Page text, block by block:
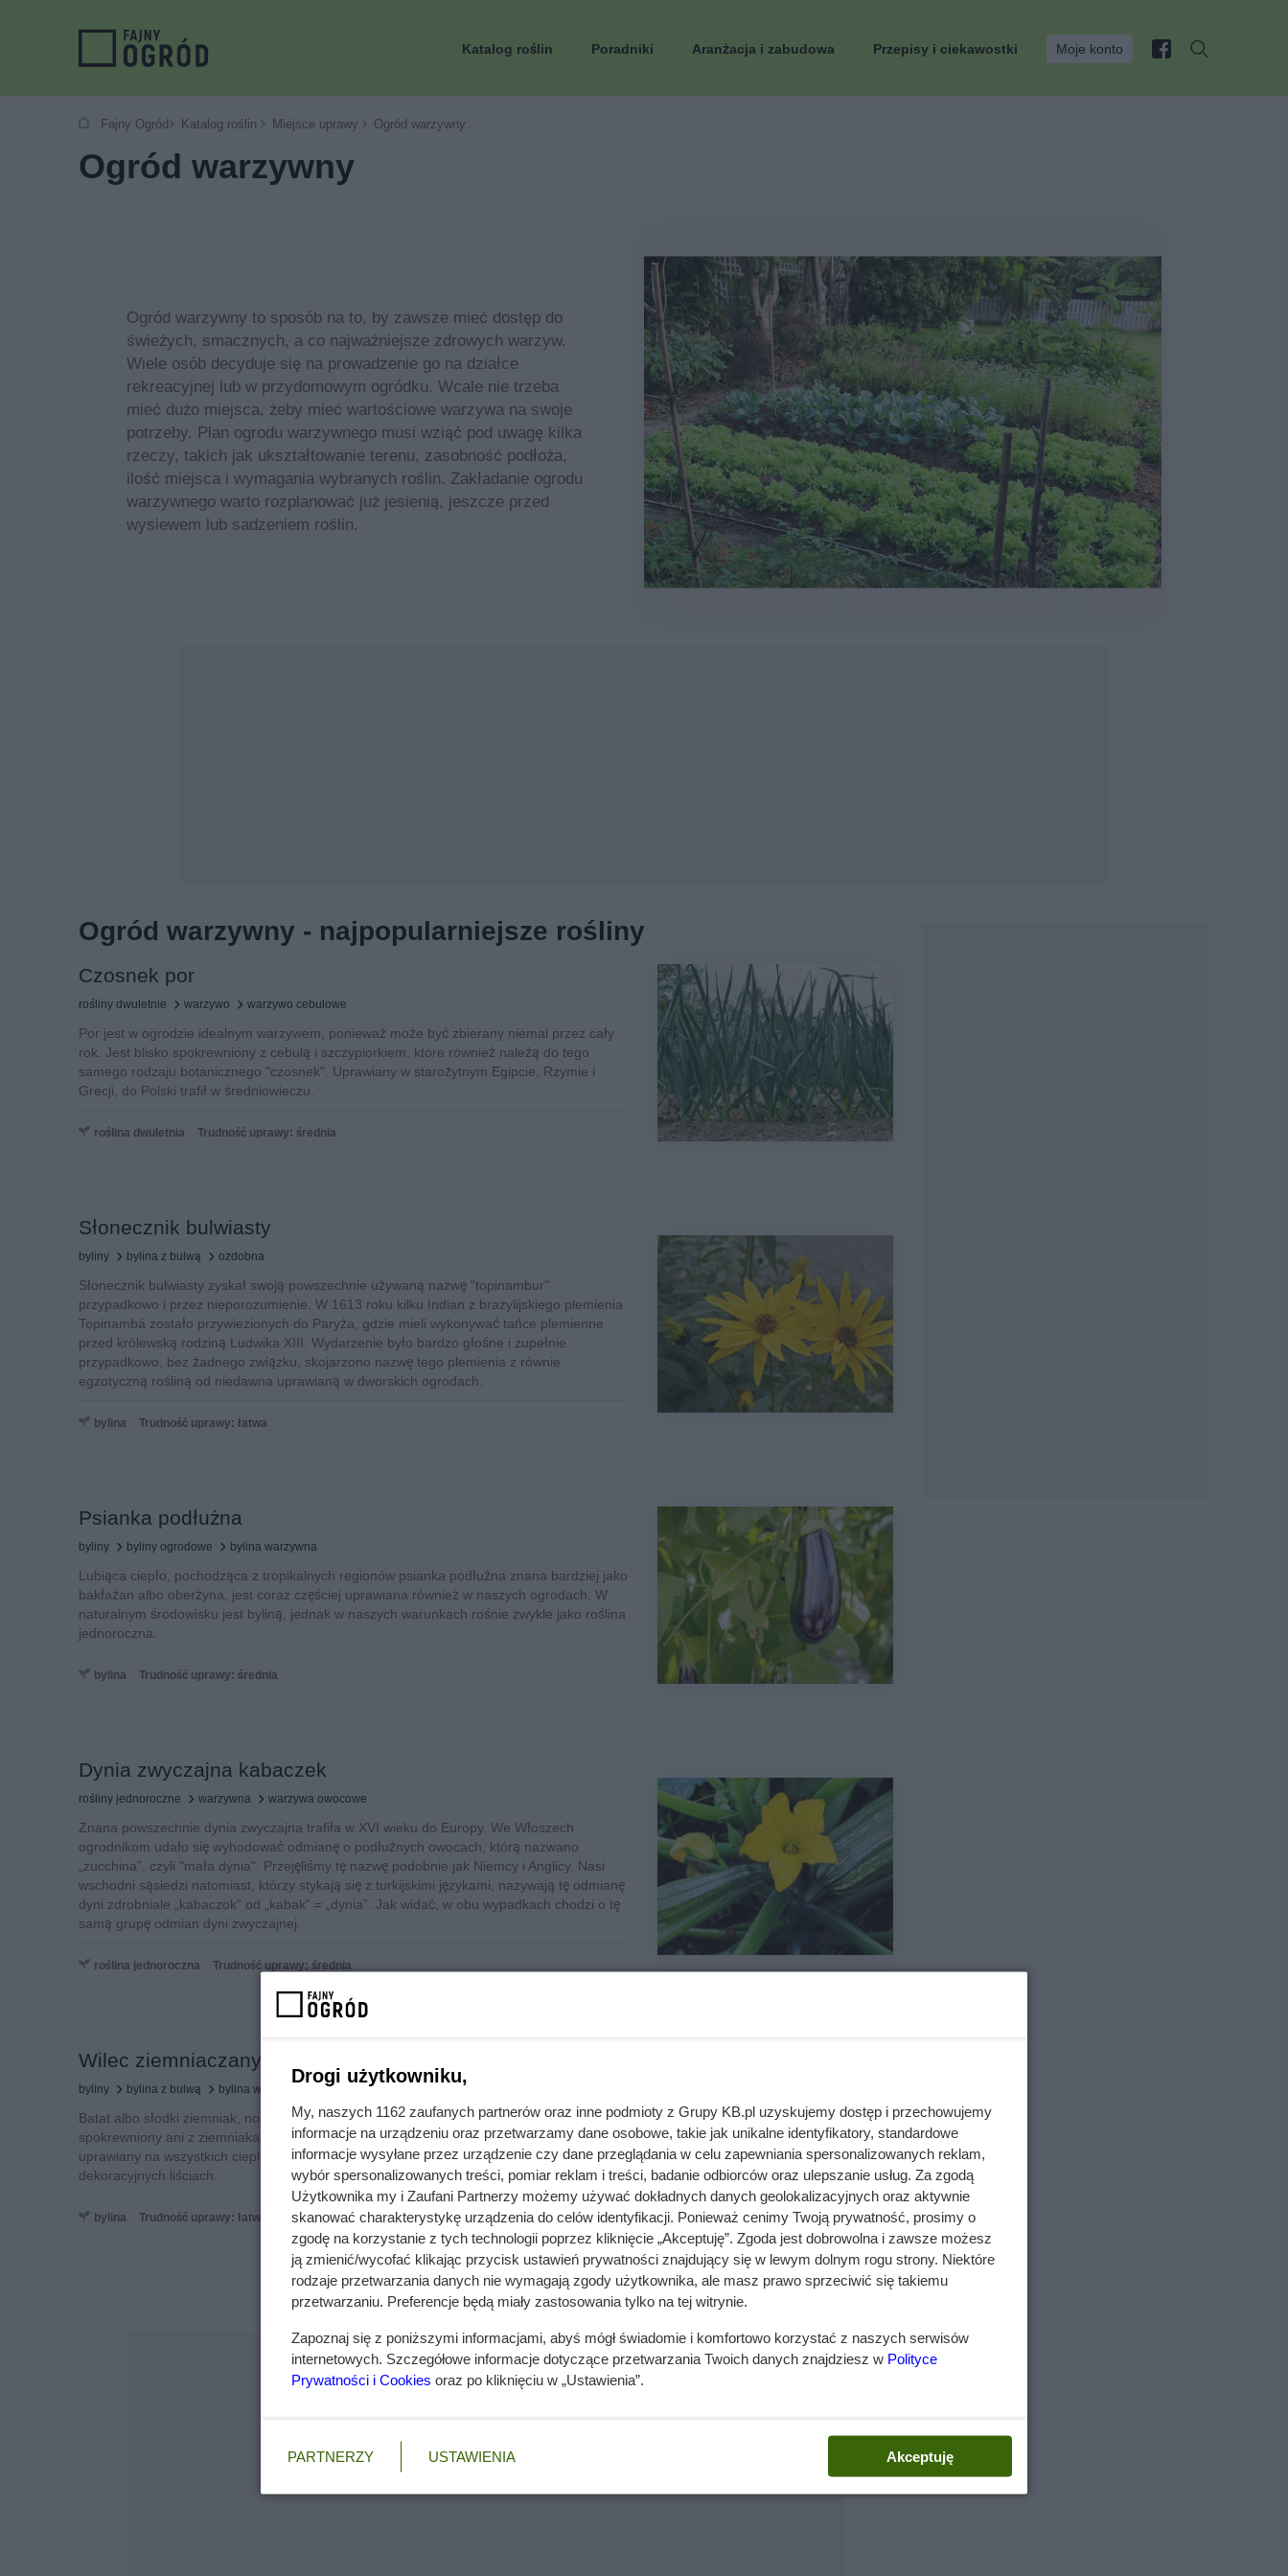
Katalog roślin Poradniki Aranżacja i zabudowa Przepisy i ciekawostki Moje konto
Fajny Ogród Katalog roślin Miejsce uprawy Ogród warzywny
Ogród warzywny
Ogród warzywny to sposób na to, by zawsze mieć dostęp do
świeżych, smacznych, a co najważniejsze zdrowych warzyw.
Wiele osób decyduje się na prowadzenie go na działce
rekreacyjnej lub w przydomowym ogródku. Wcale nie trzeba
mieć dużo miejsca, żeby mieć wartościowe warzywa na swoje
potrzeby. Plan ogrodu warzywnego musi wziąć pod uwagę kilka
rzeczy, takich jak ukształtowanie terenu, zasobność podłoża,
ilość miejsca i wymagania wybranych roślin. Zakładanie ogrodu
warzywnego warto rozplanować już jesienią, jeszcze przed
wysiewem lub sadzeniem roślin.
Ogród warzywny - najpopularniejsze rośliny
Czosnek por
rośliny dwuletnie warzywo warzywo cebulowe
Por jest w ogrodzie idealnym warzywem, ponieważ może być zbierany niemal przez cały
rok. Jest blisko spokrewniony z cebulą i szczypiorkiem, które również należą do tego
samego rodzaju botanicznego "czosnek". Uprawiany w starożytnym Egipcie, Rzymie i
Grecji, do Polski trafił w średniowieczu.
roślina dwuletnia Trudność uprawy: średnia
Słonecznik bulwiasty
byliny bylina z bulwą ozdobna
Słonecznik bulwiasty zyskał swoją powszechnie używaną nazwę "topinambur"
przypadkowo i przez nieporozumienie. W 1613 roku kilku Indian z brazylijskiego plemienia
Topinambá zostało przywiezionych do Paryża, gdzie mieli wykonywać tańce plemienne
przed królewską rodziną Ludwika XIII. Wydarzenie było bardzo głośne i zupełnie
przypadkowo, bez żadnego związku, skojarzono nazwę tego plemienia z równie
egzotyczną rośliną od niedawna uprawianą w dworskich ogrodach.
bylina Trudność uprawy: łatwa
Psianka podłużna
byliny byliny ogrodowe bylina warzywna
Lubiąca ciepło, pochodząca z tropikalnych regionów psianka podłużna znana bardziej jako
bakłażan albo oberżyna, jest coraz częściej uprawiana również w naszych ogrodach. W
naturalnym środowisku jest byliną, jednak w naszych warunkach rośnie zwykle jako roślina
jednoroczna.
bylina Trudność uprawy: średnia
Dynia zwyczajna kabaczek
rośliny jednoroczne warzywna warzywa owocowe
Znana powszechnie dynia zwyczajna trafiła w XVI wieku do Europy. We Włoszech
ogrodnikom udało się wyhodować odmianę o podłużnych owocach, którą nazwano
„zucchina”, czyli "mała dynia". Przejęliśmy tę nazwę podobnie jak Niemcy i Anglicy. Nasi
wschodni sąsiedzi natomiast, którzy stykają się z turkijskimi językami, nazywają tę odmianę
dyni zdrobniale „kabaczok” od „kabak” = „dynia”. Jak widać, w obu wypadkach chodzi o tę
samą grupę odmian dyni zwyczajnej.
roślina jednoroczna Trudność uprawy: średnia
Wilec ziemniaczany
byliny bylina z bulwą bylina warzywna
Batat albo słodki ziemniak, noszący botaniczną nazwę wilec ziemniaczany, nie jest
spokrewniony ani z ziemniakami, ani z topinamburem. Znany od tysięcy lat jest dzisiaj
uprawiany na wszystkich cieplejszych obszarach. Istnieją też odmiany ozdobne o
dekoracyjnych liściach.
bylina Trudność uprawy: łatwa
Drogi użytkowniku,
My, naszych 1162 zaufanych partnerów oraz inne podmioty z Grupy KB.pl uzyskujemy dostęp i przechowujemy
informacje na urządzeniu oraz przetwarzamy dane osobowe, takie jak unikalne identyfikatory, standardowe
informacje wysyłane przez urządzenie czy dane przeglądania w celu zapewniania spersonalizowanych reklam,
wybór spersonalizowanych treści, pomiar reklam i treści, badanie odbiorców oraz ulepszanie usług. Za zgodą
Użytkownika my i Zaufani Partnerzy możemy używać dokładnych danych geolokalizacyjnych oraz aktywnie
skanować charakterystykę urządzenia do celów identyfikacji. Ponieważ cenimy Twoją prywatność, prosimy o
zgodę na korzystanie z tych technologii poprzez kliknięcie „Akceptuję”. Zgoda jest dobrowolna i zawsze możesz
ją zmienić/wycofać klikając przycisk ustawień prywatności znajdujący się w lewym dolnym rogu strony. Niektóre
rodzaje przetwarzania danych nie wymagają zgody użytkownika, ale masz prawo sprzeciwić się takiemu
przetwarzaniu. Preferencje będą miały zastosowania tylko na tej witrynie.
Zapoznaj się z poniższymi informacjami, abyś mógł świadomie i komfortowo korzystać z naszych serwisów
internetowych. Szczegółowe informacje dotyczące przetwarzania Twoich danych znajdziesz w Polityce
Prywatności i Cookies oraz po kliknięciu w „Ustawienia”.
PARTNERZY USTAWIENIA Akceptuję